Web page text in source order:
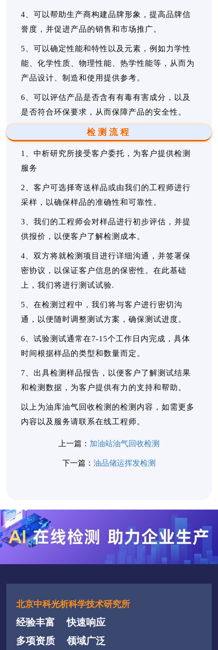
4、可以帮助生产商构建品牌形象，提高品牌信
誉度，并促进产品的销售和市场推广。
5、可以确定性能和特性以及元素，例如力学性
能、化学性质、物理性能、热学性能等，从而为
产品设计、制造和使用提供参考。
6、可以评估产品是否含有有毒有害成分，以及
是否符合环保要求，从而保障产品的安全性。
检测流程
1、中析研究所接受客户委托，为客户提供检测
服务
2、客户可选择寄送样品或由我们的工程师进行
采样，以确保样品的准确性和可靠性。
3、我们的工程师会对样品进行初步评估，并提
供报价，以便客户了解检测成本。
4、双方将就检测项目进行详细沟通，并签署保
密协议，以保证客户信息的保密性。在此基础
上，我们将进行测试试验.
5、在检测过程中，我们将与客户进行密切沟
通，以便随时调整测试方案，确保测试进度。
6、试验测试通常在7-15个工作日内完成，具体
时间根据样品的类型和数量而定。
7、出具检测样品报告，以便客户了解测试结果
和检测数据，为客户提供有力的支持和帮助。
以上为油库油气回收检测的检测内容，如需更多
内容以及服务请联系在线工程师。
上一篇： 加油站油气回收检测
下一篇： 油品储运挥发检测
北京中科光析科学技术研究所
经验丰富
快速响应
多项资质
领域广泛